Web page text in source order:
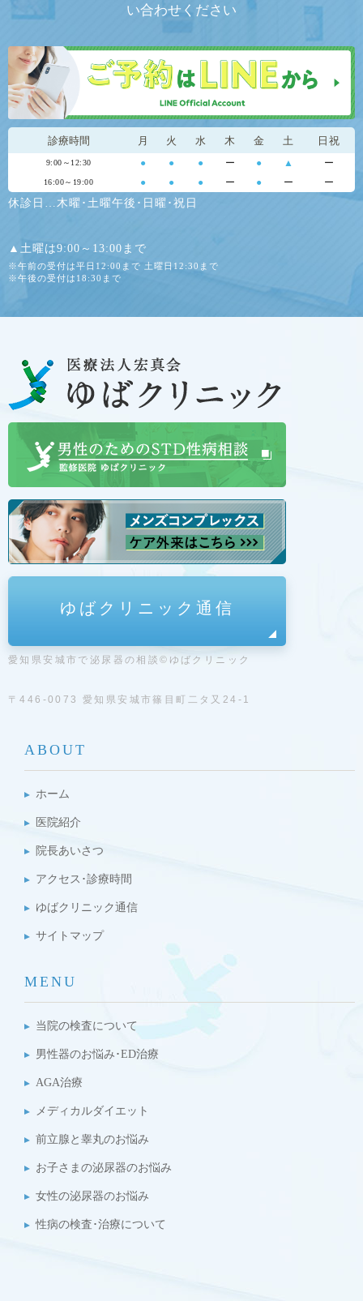
い合わせください
診療時間 月 火 水 木 金 土 日祝
9:00～12:30 ● ● ● ー ● ▲ ー
16:00～19:00 ● ● ● ー ● ー ー
休診日…木曜･土曜午後･日曜･祝日
▲土曜は9:00～13:00まで
※午前の受付は平日12:00まで 土曜日12:30まで
※午後の受付は18:30まで
ゆばクリニック通信
愛知県安城市で泌尿器の相談©ゆばクリニック
〒446-0073 愛知県安城市篠目町二タ又24-1
ABOUT
ホーム
医院紹介
院長あいさつ
アクセス･診療時間
ゆばクリニック通信
サイトマップ
MENU
当院の検査について
男性器のお悩み･ED治療
AGA治療
メディカルダイエット
前立腺と睾丸のお悩み
お子さまの泌尿器のお悩み
女性の泌尿器のお悩み
性病の検査･治療について